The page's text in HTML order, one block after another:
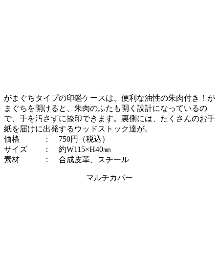
がまぐちタイプの印鑑ケースは、便利な油性の朱肉付き！が
まぐちを開けると、朱肉のふたも開く設計になっているの
で、手を汚さずに捺印できます。裏側には、たくさんのお手
紙を届けに出発するウッドストック達が。
価格 ： 750円（税込）
サイズ ： 約W115×H40㎜
素材 ： 合成皮革、スチール
マルチカバー